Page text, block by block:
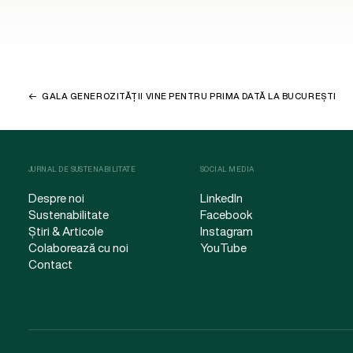
GALA GENEROZITĂȚII VINE PENTRU PRIMA DATĂ LA BUCUREȘTI
JURNAL DE SUSTENABILITATE
Despre noi
Sustenabilitate
Știri & Articole
Colaborează cu noi
Contact
SOCIAL MEDIA
LinkedIn
Facebook
Instagram
YouTube